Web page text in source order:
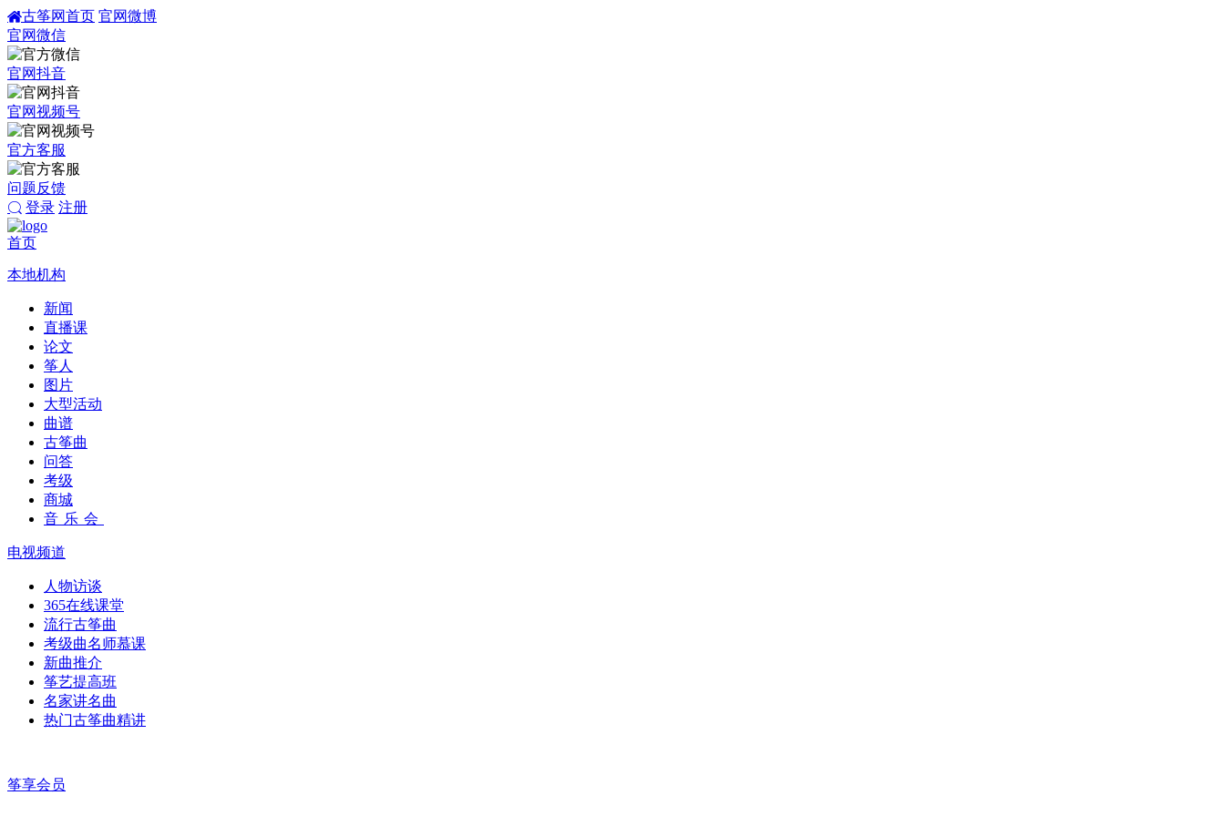
古筝网首页 官网微博
官网微信
官网抖音
官网视频号
官方客服
问题反馈
登录 注册
首页
本地机构
新闻
直播课
论文
筝人
图片
大型活动
曲谱
古筝曲
问答
考级
商城
音乐会
电视频道
人物访谈
365在线课堂
流行古筝曲
考级曲名师慕课
新曲推介
筝艺提高班
名家讲名曲
热门古筝曲精讲
筝享会员